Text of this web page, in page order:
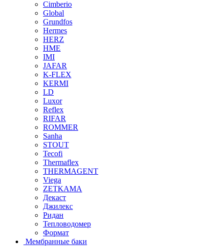
Cimberio
Global
Grundfos
Hermes
HERZ
HME
IMI
JAFAR
K-FLEX
KERMI
LD
Luxor
Reflex
RIFAR
ROMMER
Sanha
STOUT
Tecofi
Thermaflex
THERMAGENT
Viega
ZETKAMA
Декаст
Джилекс
Ридан
Тепловодомер
Формат
Мембранные баки